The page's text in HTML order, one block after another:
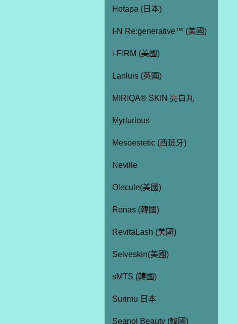
Hotapa (日本)
I-N Re:generative™ (美國)
i-FIRM (美國)
Lanluis (英國)
MIRIQA® SKIN 亮白丸
Myrturious
Mesoestetic (西班牙)
Neville
Olecule(美國)
Ronas (韓國)
RevitaLash (美國)
Selveskin(美國)
sMTS (韓國)
Surimu 日本
Seanol Beauty (韓國)